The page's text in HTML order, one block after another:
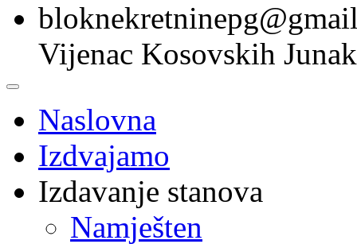
Vijenac Kosovskih
Naslovna
Izdvajamo
Izdavanje stanova
Namješten